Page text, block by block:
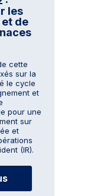
les
de
cette
sur la
le cycle
et
pour une
sur
et
(IR).